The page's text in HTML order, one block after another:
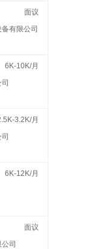
面议
有限公司
6K-10K/月
3.2K/月
6K-12K/月
面议
司